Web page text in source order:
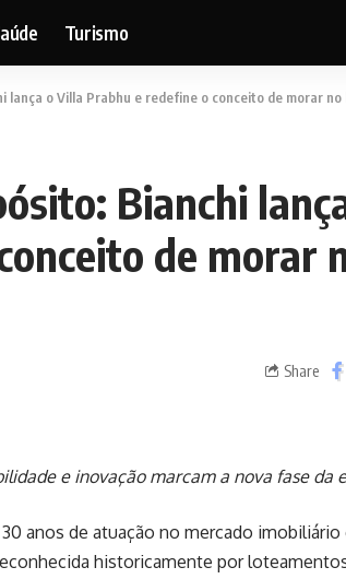
Turismo
lança o Villa Prabhu e redefine o conceito de morar
Bianchi
de morar
Share
e inovação marcam a nova fase da
anos de atuação no mercado imobiliário
historicamente por